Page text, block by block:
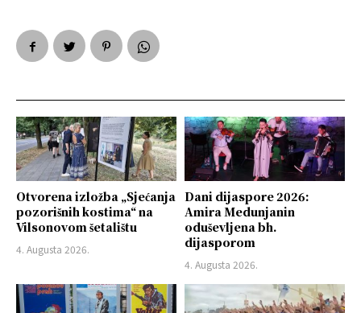
Otvorena izložba „Sjećanja
pozorišnih kostima“ na
Vilsonovom šetalištu
4. Augusta 2026.
Dani dijaspore 2026:
Amira Medunjanin
oduševljena bh.
dijasporom
4. Augusta 2026.